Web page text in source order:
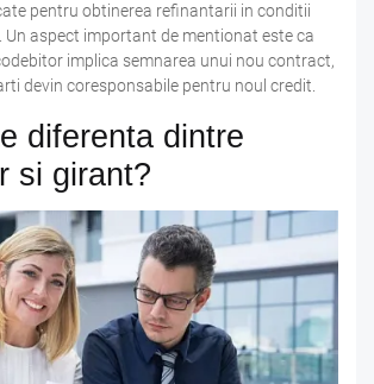
pentru obtinerea refinantarii in conditii
Un aspect important de mentionat este ca
implica semnarea unui nou contract,
devin coresponsabile pentru noul credit.
diferenta dintre
si girant?